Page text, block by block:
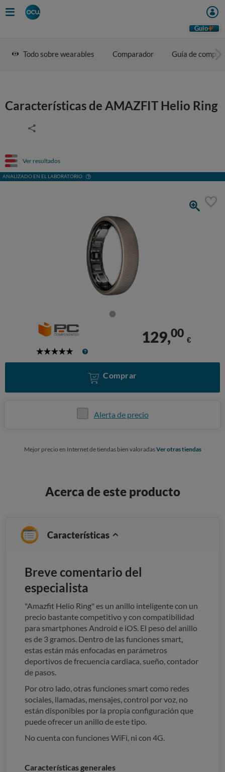
Guio
Todo sobre wearables Comparador Guía de compra
Características de AMAZFIT Helio Ring
Ver resultados
ANALIZADO EN EL LABORATORIO
5
129,00
€
Comprar
Alerta de precio
Mejor precio en Internet de tiendas bien valoradasVer otras tiendas
Acerca de este producto
Características
Breve comentario del
especialista
"Amazfit Helio Ring" es un anillo inteligente con un
precio bastante competitivo y con compatibilidad
para smartphones Android e iOS. El peso del anillo
es de 3 gramos. Dentro de las funciones smart,
estas están más enfocadas en parámetros
deportivos de frecuencia cardiaca, sueño, contador
de pasos.
Por otro lado, otras funciones smart como redes
sociales, llamadas, mensajes, control por voz, no
están disponibles por la propia configuración que
puede ofrecer un anillo de este tipo.
No cuenta con funciones WiFi, ni con 4G.
Características generales